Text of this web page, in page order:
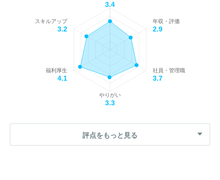
3.4
年収・評価
2.9
社員・管理職
3.7
やりがい
3.3
福利厚生
4.1
スキルアップ
3.2
評点をもっと見る